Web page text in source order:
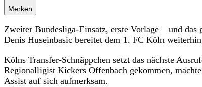
Merken
Zweiter Bundesliga-Einsatz, erste Vorlage – und
Denis Huseinbasic bereitet dem 1. FC Köln
Kölns Transfer-Schnäppchen setzt das nächste
Regionalligist Kickers Offenbach gekommen,
Assist auf sich aufmerksam.